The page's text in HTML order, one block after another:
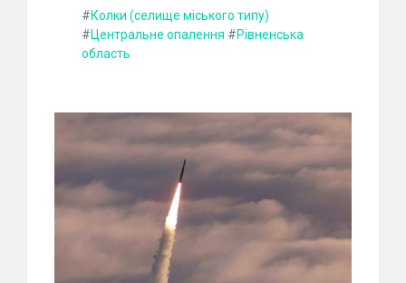
#Колки (селище міського типу)
#Центральне опалення #Рівненська
область